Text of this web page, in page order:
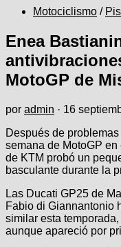
Motociclismo /
Enea
MotoGP de
por admin · 16
Después de
semana de MotoGP
de KTM probó un
basculante durante la
Las Ducati GP25 de
Fabio di Giannantonio
similar esta
aunque apareció por